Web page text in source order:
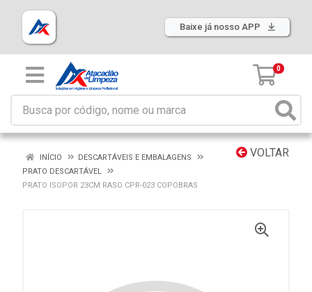
Baixe já nosso APP
0
VOLTAR
INÍCIO
DESCARTÁVEIS E EMBALAGENS
PRATO DESCARTÁVEL
PRATO ISOPOR 23CM RASO CPR-023 COPOBRAS